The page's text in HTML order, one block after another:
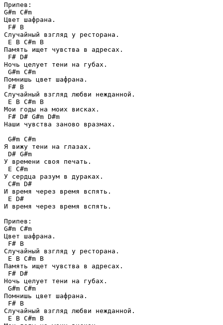
Припев:
G#m C#m
Цвет шафрана.
F# B
Случайный взгляд у ресторана.
E B C#m B
Память ищет чувства в адресах.
F# D#
Ночь целует тени на губах.
G#m C#m
Помнишь цвет шафрана.
F# B
Случайный взгляд любви нежданной.
E B C#m B
Мои годы на моих висках.
F# D# G#m D#m
Наши чувства заново вразмах.
G#m C#m
Я вижу тени на глазах.
D# G#m
У времени своя печать.
E C#m
У сердца разум в дураках.
C#m D#
И время через время вспять.
E D#
И время через время вспять.
Припев:
G#m C#m
Цвет шафрана.
F# B
Случайный взгляд у ресторана.
E B C#m B
Память ищет чувства в адресах.
F# D#
Ночь целует тени на губах.
G#m C#m
Помнишь цвет шафрана.
F# B
Случайный взгляд любви нежданной.
E B C#m B